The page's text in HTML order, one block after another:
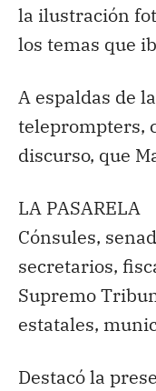
la ilustración
los temas que
A espaldas de
teleprompters,
discurso, que
LA PASARELA
Cónsules,
secretarios,
Supremo
estatales,
Destacó la